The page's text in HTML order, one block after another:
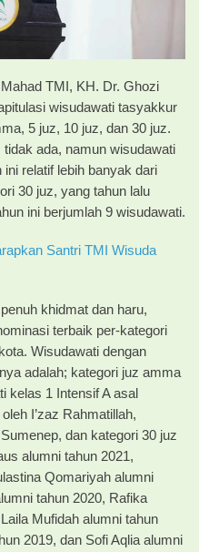
TMI, KH. Dr. Ghozi
wisudawati tasyakkur
5 juz, 10 juz, dan 30 juz.
ada, namun wisudawati
relatif lebih banyak dari
30 juz, yang tahun lalu
ini berjumlah 9 wisudawati.
Santri TMI Wisuda
khidmat dan haru,
terbaik per-kategori
Wisudawati dengan
adalah; kategori juz amma
kelas 1 Intensif A asal
I’zaz Rahmatillah,
dan kategori 30 juz
alumni tahun 2021,
Qomariyah alumni
tahun 2020, Rafika
Mufidah alumni tahun
2019, dan Sofi Aqlia alumni